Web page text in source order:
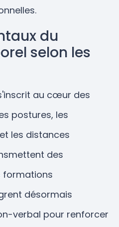
du
selon les
au cœur des
postures, les
les distances
des
formations
désormais
verbal pour renforcer